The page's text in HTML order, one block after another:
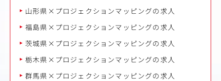
山形県×プロジェクションマッピングの求人
福島県×プロジェクションマッピングの求人
茨城県×プロジェクションマッピングの求人
栃木県×プロジェクションマッピングの求人
群馬県×プロジェクションマッピングの求人